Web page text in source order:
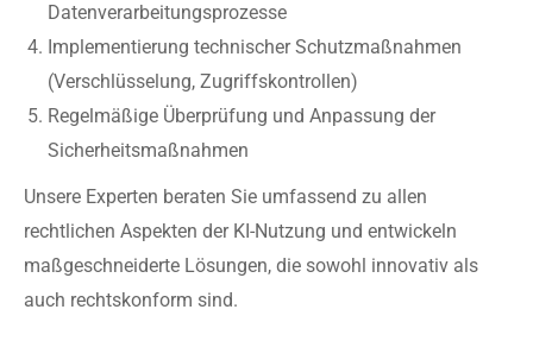
Datenverarbeitungsprozesse
Implementierung technischer Schutzmaßnahmen
(Verschlüsselung, Zugriffskontrollen)
Regelmäßige Überprüfung und Anpassung der
Sicherheitsmaßnahmen
Unsere Experten beraten Sie umfassend zu allen
rechtlichen Aspekten der KI-Nutzung und entwickeln
maßgeschneiderte Lösungen, die sowohl innovativ als
auch rechtskonform sind.